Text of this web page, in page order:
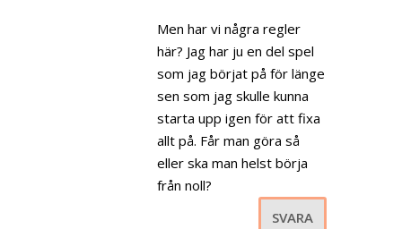
Men har vi några regler
här? Jag har ju en del spel
som jag börjat på för länge
sen som jag skulle kunna
starta upp igen för att fixa
allt på. Får man göra så
eller ska man helst börja
från noll?
SVARA